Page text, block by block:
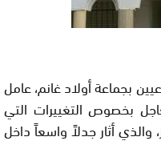
بجماعة أولاد غانم، عامل
بخصوص التغييرات التي
والذي أثار جدلاً واسعاً داخل